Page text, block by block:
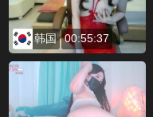
韩国 00:55:37